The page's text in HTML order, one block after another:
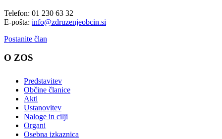
Telefon: 01 230 63 32
E-pošta: info@zdruzenjeobcin.si
Postanite član
O ZOS
Predstavitev
Občine članice
Akti
Ustanovitev
Naloge in cilji
Organi
Osebna izkaznica